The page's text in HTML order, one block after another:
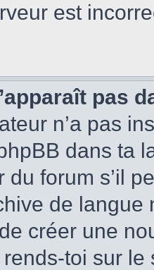
est
pas
n’a pas
dans ta
du forum s’il
de
créer une
rends-toi sur